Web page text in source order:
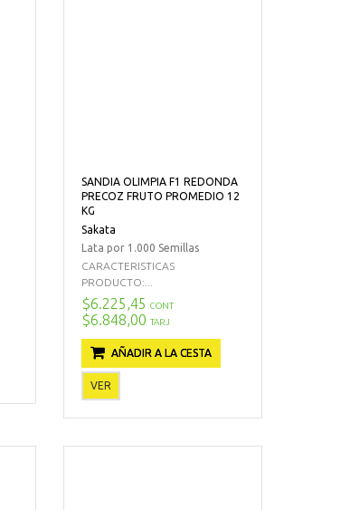
SANDIA OLIMPIA F1 REDONDA
PRECOZ FRUTO PROMEDIO 12
KG
Sakata
Lata por 1.000 Semillas
CARACTERISTICAS
PRODUCTO:...
$6.225,45 CONT
$6.848,00 TARJ
AÑADIR A LA CESTA
VER